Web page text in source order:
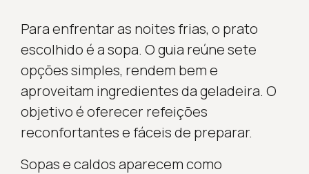
Para enfrentar as noites frias, o prato
escolhido é a sopa. O guia reúne sete
opções simples, rendem bem e
aproveitam ingredientes da geladeira. O
objetivo é oferecer refeições
reconfortantes e fáceis de preparar.
Sopas e caldos aparecem como